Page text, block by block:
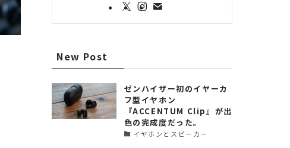
New Post
ゼンハイザー初のイヤーカ
フ型イヤホン
『ACCENTUM Clip』が出
色の完成度だった。
イヤホンとスピーカー